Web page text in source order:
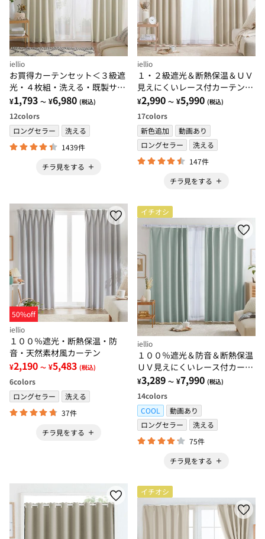
iellio
お買得カーテンセット＜３級遮
光・４枚組・洗える・既製サイ
ズ・無地＞
¥1,793 ～ ¥6,980 (税込)
12colors
ロングセラー
洗える
1439件
チラ見をする
iellio
１・２級遮光＆断熱保温＆ＵＶ
見えにくいレース付カーテンセ
ット＜４枚組・遮光１級・洗え
る・無地＞
¥2,990 ～ ¥5,990 (税込)
17colors
新色追加
動画あり
ロングセラー
洗える
147件
チラ見をする
50%off
iellio
１００％遮光・断熱保温・防
音・天然素材風カーテン
¥2,190 ～ ¥5,483 (税込)
6colors
ロングセラー
洗える
37件
チラ見をする
イチオシ
iellio
１００％遮光＆防音＆断熱保温
ＵＶ見えにくいレース付カーテ
ンセット＜４枚組・遮光１級・
無地・洗える・形状記憶＞
¥3,289 ～ ¥7,990 (税込)
14colors
COOL
動画あり
ロングセラー
洗える
75件
チラ見をする
イチオシ